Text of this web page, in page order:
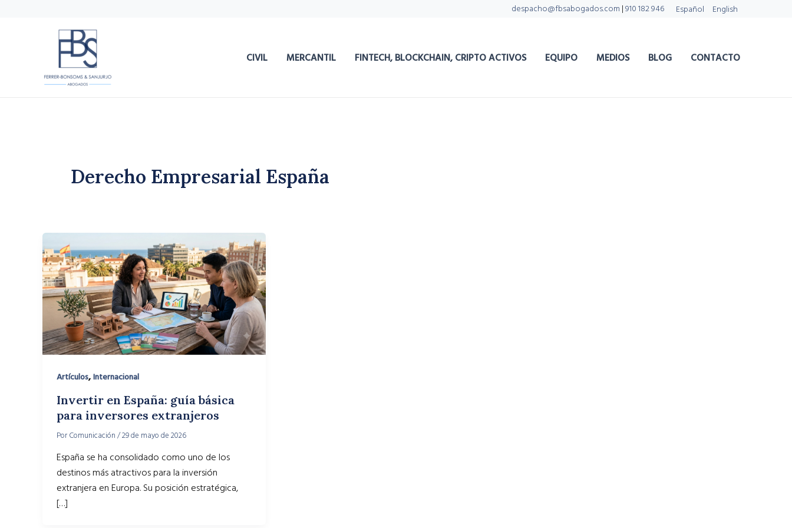
despacho@fbsabogados.com | 910 182 946 Español English
CIVIL MERCANTIL FINTECH, BLOCKCHAIN, CRIPTO ACTIVOS EQUIPO MEDIOS BLOG CONTACTO
Derecho Empresarial España
Artículos, Internacional
Invertir en España: guía básica
para inversores extranjeros
Por Comunicación /29 de mayo de 2026
España se ha consolidado como uno de los
destinos más atractivos para la inversión
extranjera en Europa. Su posición estratégica,
[…]